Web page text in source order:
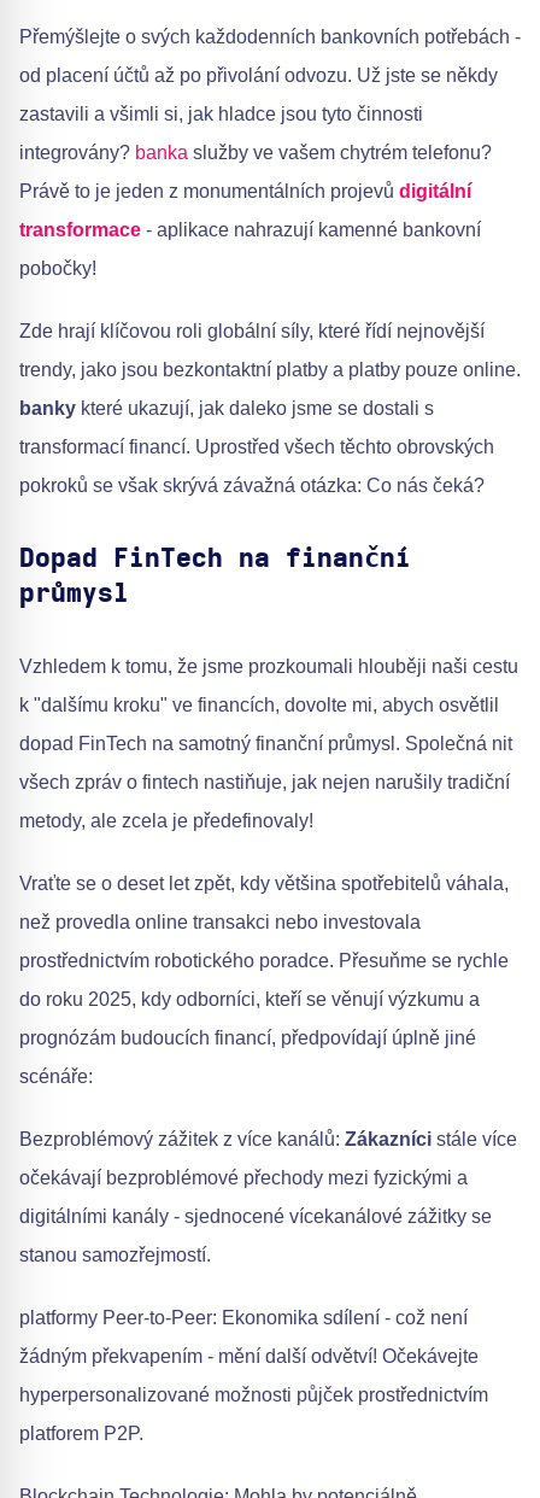
Přemýšlejte o svých každodenních bankovních potřebách -
od placení účtů až po přivolání odvozu. Už jste se někdy
zastavili a všimli si, jak hladce jsou tyto činnosti
integrovány? banka služby ve vašem chytrém telefonu?
Právě to je jeden z monumentálních projevů digitální
transformace - aplikace nahrazují kamenné bankovní
pobočky!
Zde hrají klíčovou roli globální síly, které řídí nejnovější
trendy, jako jsou bezkontaktní platby a platby pouze online.
banky které ukazují, jak daleko jsme se dostali s
transformací financí. Uprostřed všech těchto obrovských
pokroků se však skrývá závažná otázka: Co nás čeká?
Dopad FinTech na finanční
průmysl
Vzhledem k tomu, že jsme prozkoumali hlouběji naši cestu
k "dalšímu kroku" ve financích, dovolte mi, abych osvětlil
dopad FinTech na samotný finanční průmysl. Společná nit
všech zpráv o fintech nastiňuje, jak nejen narušily tradiční
metody, ale zcela je předefinovaly!
Vraťte se o deset let zpět, kdy většina spotřebitelů váhala,
než provedla online transakci nebo investovala
prostřednictvím robotického poradce. Přesuňme se rychle
do roku 2025, kdy odborníci, kteří se věnují výzkumu a
prognózám budoucích financí, předpovídají úplně jiné
scénáře:
Bezproblémový zážitek z více kanálů: Zákazníci stále více
očekávají bezproblémové přechody mezi fyzickými a
digitálními kanály - sjednocené vícekanálové zážitky se
stanou samozřejmostí.
platformy Peer-to-Peer: Ekonomika sdílení - což není
žádným překvapením - mění další odvětví! Očekávejte
hyperpersonalizované možnosti půjček prostřednictvím
platforem P2P.